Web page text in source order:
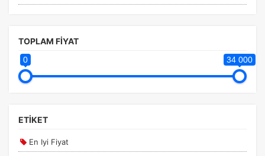
Konya Turları
Marmara Turları
Sinop Erfelek Turları
Şanlıurfa Mardin Turları
TOPLAM FİYAT
0 34 000
ETİKET
En Iyi Fiyat